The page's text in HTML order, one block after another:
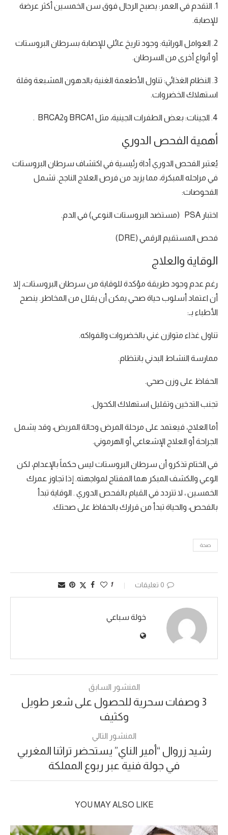
1. التقدم في العمر: يصبح الرجال فوق سن الخمسين أكثر عرضة
للإصابة.
2. العوامل الوراثية: وجود تاريخ عائلي للإصابة بسرطان البروستات
أو أنواع أخرى من السرطان.
3. النظام الغذائي: تناول الأطعمة الغنية بالدهون المشبعة وقلة
استهلاك الخضروات.
4. الجينات: بعض الطفرات الجينية، مثل BRCA1 وBRCA2 .
أهمية الفحص الدوري
يُعتبر الفحص الدوري أداة رئيسية في اكتشاف سرطان البروستات
في مراحله المبكرة، مما يزيد من فرص العلاج الناجح. تشمل
الفحوصات:
اختبار PSA (مستضد البروستات النوعي) في الدم.
فحص المستقيم الرقمي (DRE)
الوقاية والعلاج
رغم عدم وجود طريقة مؤكدة للوقاية من سرطان البروستات، إلا
أن اعتماد أسلوب حياة صحي يمكن أن يقلل من المخاطر. ينصح
الأطباء بـ:
تناول غذاء متوازن غني بالخضروات والفواكه.
ممارسة النشاط البدني بانتظام.
الحفاظ على وزن صحي.
تجنب التدخين وتقليل استهلاك الكحول.
أما العلاج، فيعتمد على مرحلة المرض وحالة المريض، وقد يشمل
الجراحة أو العلاج الإشعاعي أو الهرموني.
في الختام تذكرو أن سرطان البروستات ليس حكماً بالإعدام، لكن
الوعي والكشف المبكر هما المفتاح لمواجهته. إذا تجاوز عمرك
الخمسين ، لا تتردد في القيام بالفحص الدوري . الوقاية تبدأ
بالفحص، والحياة تبدأ من قرارك بالحفاظ على صحتك.
صحة
0 تعليقات 1
خولة سباعي
المنشور السابق
3 وصفات سحرية للحصول على شعر طويل
وكثيف
المنشور التالي
رشيد زروال “أمير الناي” يستحضر تراثنا المغربي
في جولة فنية عبر ربوع المملكة
YOU MAY ALSO LIKE